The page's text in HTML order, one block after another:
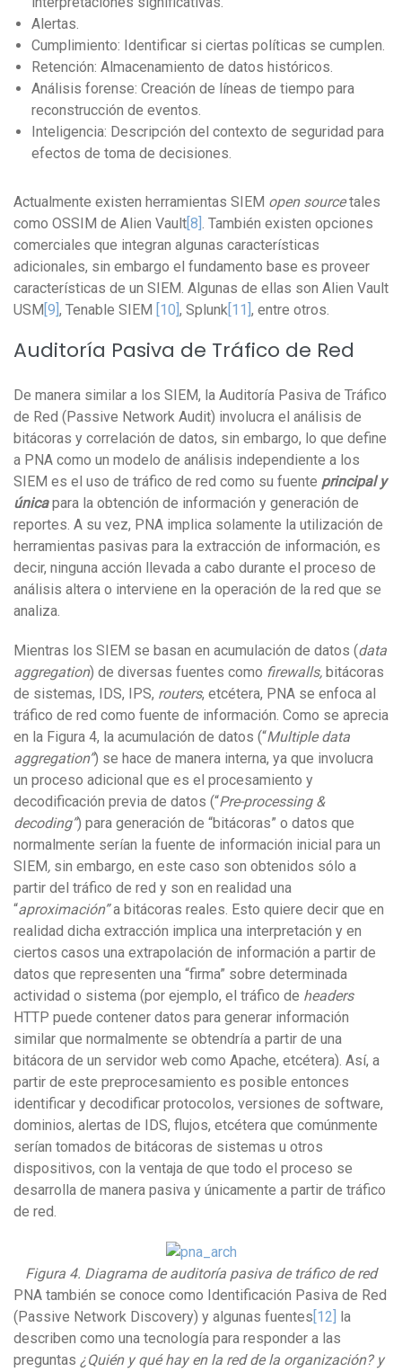
Alertas.
Cumplimiento: Identificar si ciertas políticas se cumplen.
Retención: Almacenamiento de datos históricos.
Análisis forense: Creación de líneas de tiempo para
reconstrucción de eventos.
Inteligencia: Descripción del contexto de seguridad para
efectos de toma de decisiones.
Actualmente existen herramientas SIEM open sourcetales
como OSSIM de Alien Vault [8] . También existen opciones
comerciales que integran algunas características
adicionales, sin embargo el fundamento base es proveer
características de un SIEM. Algunas de ellas son Alien Vault
USM [9] , Tenable SIEM [10] , Splunk [11] , entre otros.
Auditoría Pasiva de Tráfico de Red
De manera similar a los SIEM, la Auditoría Pasiva de Tráfico
de Red (Passive Network Audit) involucra el análisis de
bitácoras y correlación de datos, sin embargo, lo que define
a PNA como un modelo de análisis independiente a los
SIEM es el uso de tráfico de red como su fuente principal y
únicapara la obtención de información y generación de
reportes. A su vez, PNA implica solamente la utilización de
herramientas pasivas para la extracción de información, es
decir, ninguna acción llevada a cabo durante el proceso de
análisis altera o interviene en la operación de la red que se
analiza.
Mientras los SIEM se basan en acumulación de datos (data
aggregation) de diversas fuentes como firewalls, bitácoras
de sistemas, IDS, IPS, routers, etcétera, PNA se enfoca al
tráfico de red como fuente de información. Como se aprecia
en la Figura 4, la acumulación de datos (“Multiple data
aggregation”) se hace de manera interna, ya que involucra
un proceso adicional que es el procesamiento y
decodificación previa de datos (“Pre-processing &
decoding”) para generación de “bitácoras” o datos que
normalmente serían la fuente de información inicial para un
SIEM, sin embargo, en este caso son obtenidos sólo a
partir del tráfico de red y son en realidad una
“aproximación”a bitácoras reales. Esto quiere decir que en
realidad dicha extracción implica una interpretación y en
ciertos casos una extrapolación de información a partir de
datos que representen una “firma” sobre determinada
actividad o sistema (por ejemplo, el tráfico de headers
HTTP puede contener datos para generar información
similar que normalmente se obtendría a partir de una
bitácora de un servidor web como Apache, etcétera). Así, a
partir de este preprocesamiento es posible entonces
identificar y decodificar protocolos, versiones de software,
dominios, alertas de IDS, flujos, etcétera que comúnmente
serían tomados de bitácoras de sistemas u otros
dispositivos, con la ventaja de que todo el proceso se
desarrolla de manera pasiva y únicamente a partir de tráfico
de red.
Figura 4. Diagrama de auditoría pasiva de tráfico de red
PNA también se conoce como Identificación Pasiva de Red
(Passive Network Discovery) y algunas fuentes [12] la
describen como una tecnología para responder a las
preguntas ¿Quién y qué hay en la red de la organización? y